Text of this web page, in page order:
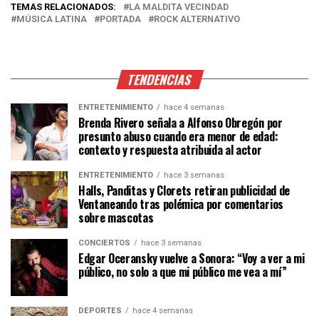
TEMAS RELACIONADOS:
LA MALDITA VECINDAD
MÚSICA LATINA
PORTADA ROCK ALTERNATIVO
TENDENCIAS
ENTRETENIMIENTO hace 4 semanas
Brenda Rivero señala a Alfonso Obregón por
presunto abuso cuando era menor de edad:
contexto y respuesta atribuida al actor
ENTRETENIMIENTO hace 3 semanas
Halls, Panditas y Clorets retiran publicidad de
Ventaneando tras polémica por comentarios
sobre mascotas
CONCIERTOS hace 3 semanas
Edgar Oceransky vuelve a Sonora: “Voy a ver a mi
público, no solo a que mi público me vea a mí”
DEPORTES hace 4 semanas